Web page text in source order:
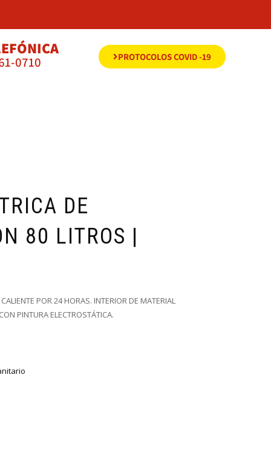
0710 PROTOCOLOS COVID -19
DE
80 LITROS |
POR 24 HORAS. INTERIOR DE MATERIAL
PINTURA ELECTROSTÁTICA.